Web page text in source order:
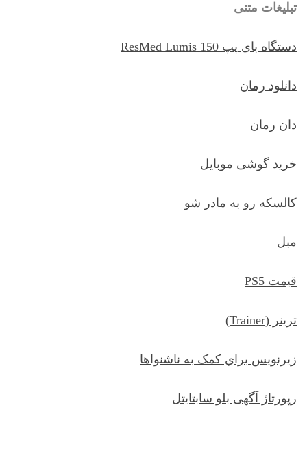
تبلیغات متنی
دستگاه بای پپ ResMed Lumis 150
دانلود رمان
دان رمان
خرید گوشی موبایل
کالسکه رو به مادر شو
مبل
قیمت PS5
ترينر (Trainer)
زيرنويس براي کمک به ناشنواها
رپورتاژ آگهی بلو سابتایتل